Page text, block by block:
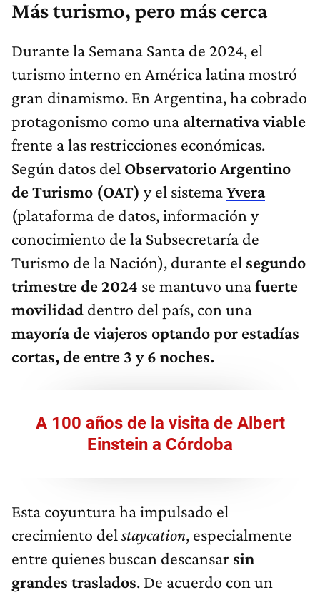
Más turismo, pero más cerca
Durante la Semana Santa de 2024, el
turismo interno en América latina mostró
gran dinamismo. En Argentina, ha cobrado
protagonismo como una alternativa viable
frente a las restricciones económicas.
Según datos del Observatorio Argentino
de Turismo (OAT) y el sistemaYvera
(plataforma de datos, información y
conocimiento de la Subsecretaría de
Turismo de la Nación), durante el segundo
trimestre de 2024 se mantuvo unafuerte
movilidad dentro del país, con una
mayoría de viajeros optando por estadías
cortas, de entre 3 y 6 noches.
A 100 años de la visita de Albert
Einstein a Córdoba
Esta coyuntura ha impulsado el
crecimiento del staycation, especialmente
entre quienes buscan descansar sin
grandes traslados. De acuerdo con un